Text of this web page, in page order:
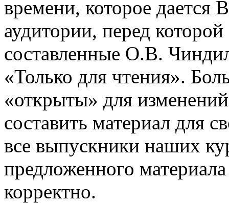
времени, которое дается
аудитории, перед
составленные О.В.
«Только для чтения».
«открыты» для
составить материал для
все выпускники наших
предложенного
корректно.